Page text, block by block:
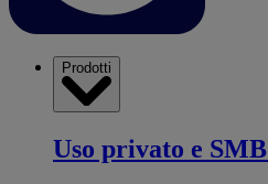
Prodotti
Uso privato e SMB